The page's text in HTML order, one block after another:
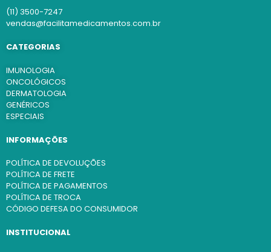
(11) 3500-7247
vendas@facilitamedicamentos.com.br
CATEGORIAS
IMUNOLOGIA
ONCOLÓGICOS
DERMATOLOGIA
GENÉRICOS
ESPECIAIS
INFORMAÇÕES
POLÍTICA DE DEVOLUÇÕES
POLÍTICA DE FRETE
POLÍTICA DE PAGAMENTOS
POLÍTICA DE TROCA
CÓDIGO DEFESA DO CONSUMIDOR
INSTITUCIONAL